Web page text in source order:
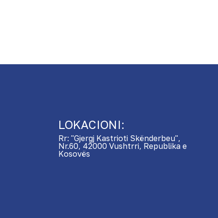
LOKACIONI:
Rr: "Gjergj Kastrioti Skënderbeu",
Nr.60, 42000 Vushtrri, Republika e
Kosovës